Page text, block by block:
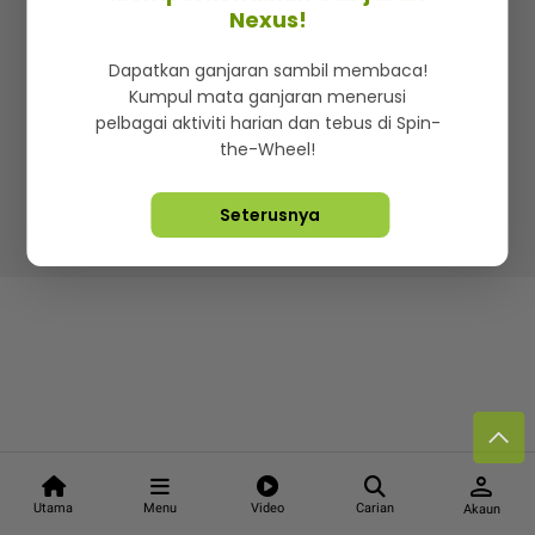
Utama Menu Video Carian
person
Akaun
Iklan di SMG360
Terma & Syarat Dasar Privasi
Lebih hot, viral dan sensasi
Hakcipta Terpelihara ©2026. Star Media Group Berhad
Nexus!
Dapatkan ganjaran sambil membaca!
Kumpul mata ganjaran menerusi
pelbagai aktiviti harian dan tebus di Spin-
the-Wheel!
Seterusnya